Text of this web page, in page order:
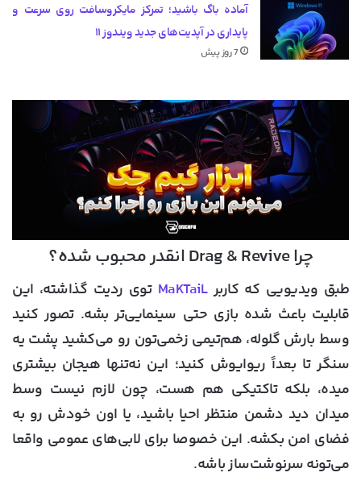
آماده باگ باشید؛ تمرکز مایکروسافت روی سرعت و
پایداری در آپدیت‌های جدید ویندوز ۱۱
7 روز پیش
چرا Drag & Revive انقدر محبوب شده؟
طبق ویدیویی که کاربرMaKTaiL توی ردیت گذاشته، این
قابلیت باعث شده بازی حتی سینمایی‌تر بشه. تصور کنید
وسط بارش گلوله، هم‌تیمی زخمی‌تون رو می‌کشید پشت یه
سنگر تا بعداً ریوایوش کنید؛ این نه‌تنها هیجان بیشتری
میده، بلکه تاکتیکی هم هست، چون لازم نیست وسط
میدان دید دشمن منتظر احیا باشید، یا اون خودش رو به
فضای امن بکشه. این خصوصا برای لابی‌های عمومی واقعا
می‌تونه سرنوشت‌ساز باشه.